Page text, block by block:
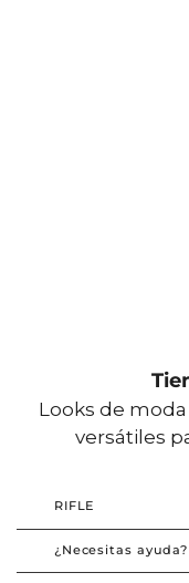
Looks de
versátiles
RIFLE
¿Necesitas ayuda?